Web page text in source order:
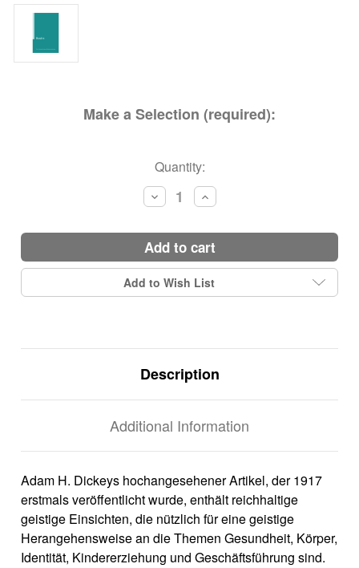
Make a Selection (required):
Quantity:
Decrease
Quantity:
Increase
Quantity:
add to cart
Add to Wish List
Description
Additional Information
Adam H. Dickeys hochangesehener Artikel, der 1917
erstmals veröffentlicht wurde, enthält reichhaltige
geistige Einsichten, die nützlich für eine geistige
Herangehensweise an die Themen Gesundheit, Körper,
Identität, Kindererziehung und Geschäftsführung sind.